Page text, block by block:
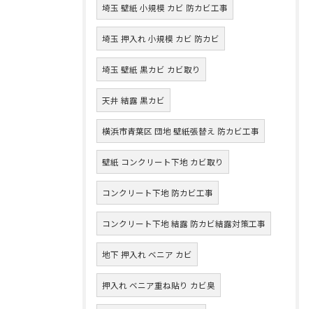
埼玉 壁紙 小規模 カビ 防カビ工事
埼玉 押入れ 小規模 カビ 防カビ
埼玉 壁紙 黒カビ カビ取り
天井 結露 黒カビ
横浜市青葉区 団地 壁紙張替え 防カビ工事
壁紙 コンクリート下地 カビ取り
コンクリート下地 防カビ工事
コンクリート下地 結露 防カビ結露対策工事
地下 押入れ ベニア カビ
押入れ ベニア重ね貼り カビ臭